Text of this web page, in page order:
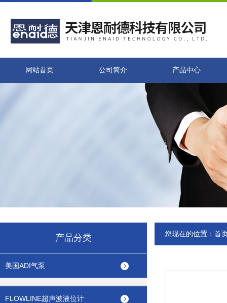
网站首页 公司简介 产品中心
产品分类
美国ADI气泵
FLOWLINE超声波液位计
您现在的位置： 首